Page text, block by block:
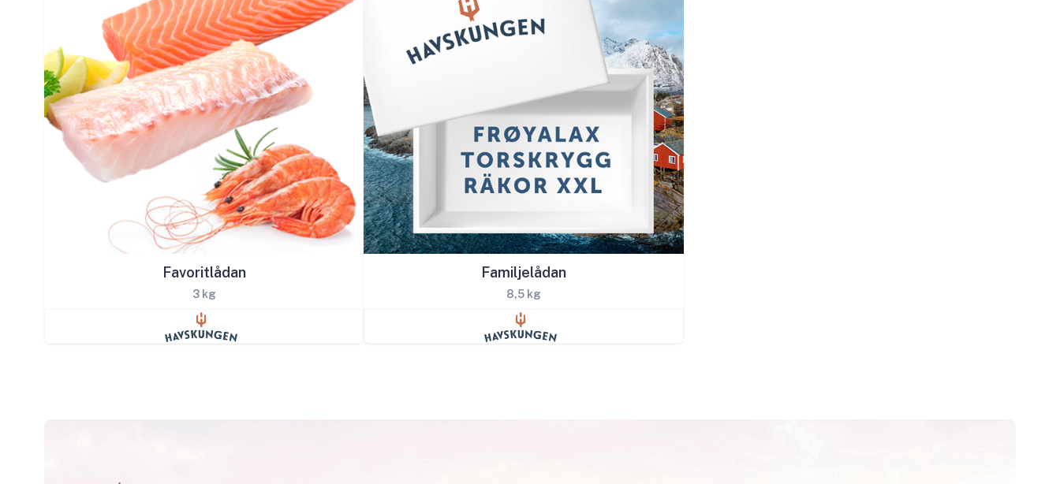
Favoritlådan
3 kg
Familjelådan
8,5 kg